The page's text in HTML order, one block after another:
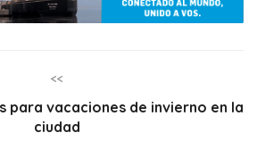
<<
para vacaciones de invierno en la
ciudad